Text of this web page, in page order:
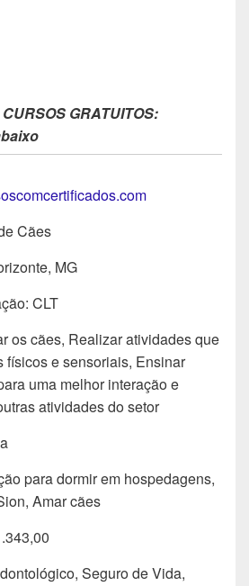
GRATUITOS:
Cães
MG
CLT
os cães, Realizar atividades que
físicos e sensoriais, Ensinar
uma melhor interação e
atividades do setor
para dormir em hospedagens,
Amar cães
Seguro de Vida,